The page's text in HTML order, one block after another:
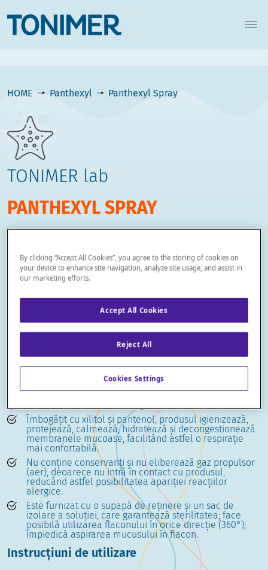
HOME Panthexyl Panthexyl Spray
TONIMER lab
PANTHEXYL SPRAY
Descriere generală
Soluție sterilă hipertonica de apă de mare pentru
indicată pentru adulții care suferă de răceli cu suprainfecție
microbiană (cum ar fi rinofaringita și rinosinuzita), pentru
prevenirea otitei medii acute cauzate de mucusul stagnant
și pentru tratamentul post-chirurgical al sinusurilor.
Caracteristici
0,3% salinitate
Osmolalitate 800 mOsm/kg
Îmbogățit cu xilitol și pantenol, produsul igienizează,
protejează, calmează, hidratează și decongestionează
membranele mucoase, facilitând astfel o respirație
mai confortabilă.
Nu conține conservanți și nu eliberează gaz propulsor
(aer), deoarece nu intră în contact cu produsul,
reducând astfel posibilitatea apariției reacțiilor
alergice.
Este furnizat cu o supapă de reținere și un sac de
izolare a soluției, care garantează sterilitatea; face
posibilă utilizarea flaconului în orice direcție (360°);
împiedică aspirarea mucusului în flacon.
Instrucțiuni de utilizare
By clicking “Accept All Cookies”, you agree to the storing of cookies on
your device to enhance site navigation, analyze site usage, and assist in
our marketing efforts.
Accept All Cookies
Reject All
Cookies Settings